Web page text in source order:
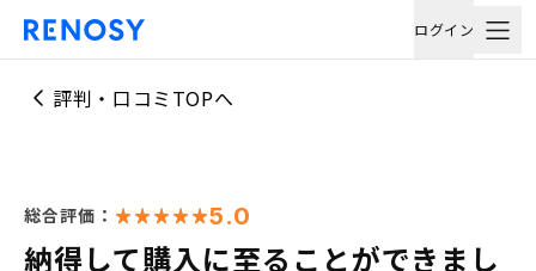
ログイン
評判・口コミTOPへ
総合評価： 5.0
納得して購入に至ることができまし